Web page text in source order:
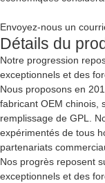
Envoyez-nous un
Détails du
Notre progression
exceptionnels et des
Nous proposons en
fabricant OEM chinois,
remplissage de GPL.
expérimentés de tous
partenariats
Nos progrès reposent
exceptionnels et des